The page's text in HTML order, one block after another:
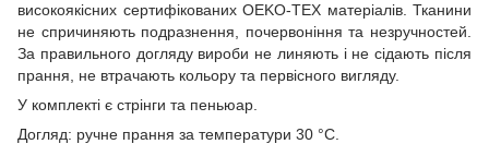
високоякісних сертифікованих OEKO-TEX матеріалів. Тканини
не спричиняють подразнення, почервоніння та незручностей.
За правильного догляду вироби не линяють і не сідають після
прання, не втрачають кольору та первісного вигляду.
У комплекті є стрінги та пеньюар.
Догляд: ручне прання за температури 30 °C.